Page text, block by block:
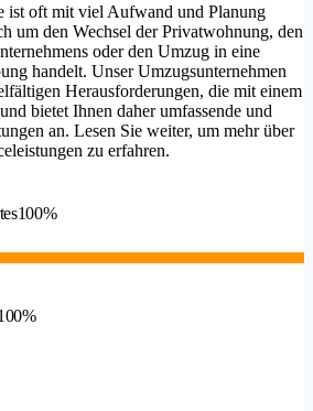
ist oft mit viel Aufwand und Planung
um den Wechsel der Privatwohnung, den
oder den Umzug in eine
handelt. Unser Umzugsunternehmen
Herausforderungen, die mit einem
bietet Ihnen daher umfassende und
an. Lesen Sie weiter, um mehr über
zu erfahren.
100%